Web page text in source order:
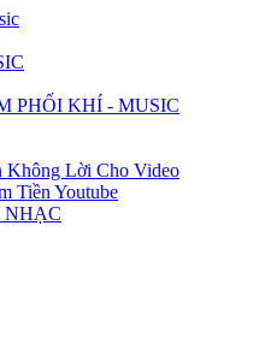
PHỐI KHÍ - MUSIC
Không Lời Cho Video
Tiền Youtube